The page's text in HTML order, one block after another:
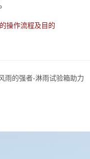
操作流程及目的
雨的强者-淋雨试验箱助力